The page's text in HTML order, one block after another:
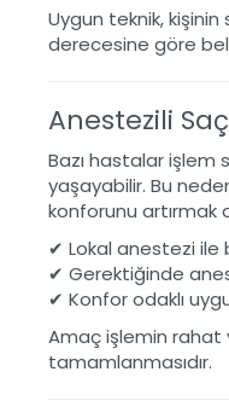
Uygun teknik, kişinin
derecesine göre
Anestezili
Bazı hastalar işlem
yaşayabilir. Bu
konforunu artırmak
✔ Lokal anestezi
✔ Gerektiğinde
✔ Konfor odaklı
Amaç işlemin rahat
tamamlanmasıdır.